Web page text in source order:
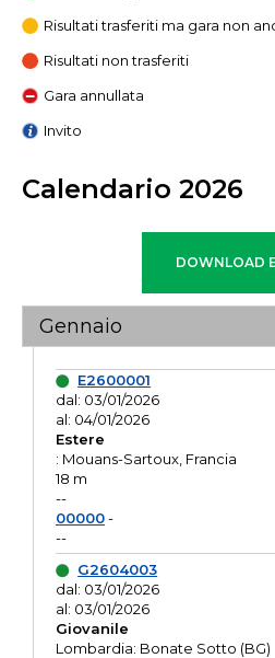
Risultati trasferiti ma gara non
Risultati non trasferiti
Gara annullata
Invito
Calendario 2026
Gennaio
E2600001
dal: 03/01/2026
al: 04/01/2026
Estere
: Mouans-Sartoux, Francia
18 m
--
00000-
--
G2604003
dal: 03/01/2026
al: 03/01/2026
Giovanile
Lombardia: Bonate Sotto (BG)